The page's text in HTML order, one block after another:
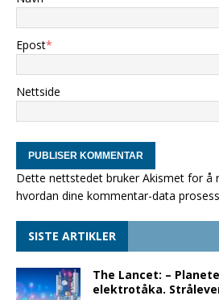
Epost*
Nettside
Dette nettstedet bruker Akismet for å
hvordan dine kommentar-data
SISTE ARTIKLER
The Lancet: –
elektrotåka.